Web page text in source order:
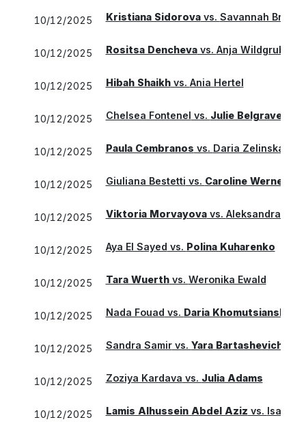
10/12/2025 Kristiana Sidorovavs. Savannah
10/12/2025 Rositsa Denchevavs. Anja Wildgruber
10/12/2025 Hibah Shaikhvs. Ania Hertel
10/12/2025 Chelsea Fontenel vs. Julie Belgraver
10/12/2025 Paula Cembranos vs. Daria Zelinskaya
10/12/2025 Giuliana Bestetti vs. Caroline Werner
10/12/2025 Viktoria Morvayovavs. Aleksandra
10/12/2025 Aya El Sayed vs. Polina Kuharenko
10/12/2025 Tara Wuerthvs. Weronika Ewald
10/12/2025 Nada Fouad vs. Daria Khomutsianskaya
10/12/2025 Sandra Samirvs. Yara Bartashevich
10/12/2025 Zoziya Kardava vs. Julia Adams
10/12/2025 Lamis Alhussein Abdel Aziz vs.